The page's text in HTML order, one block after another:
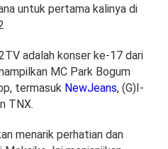
untuk pertama kalinya di
adalah konser ke-17 dari
MC Park Bogum
termasuk NewJeans, (G)I-
TNX.
menarik perhatian dan